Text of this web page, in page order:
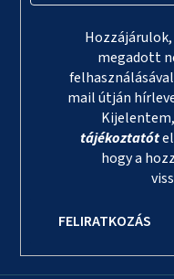
megadott
mail útján
tájékoztatót
hogy a
FELIRATKOZÁS